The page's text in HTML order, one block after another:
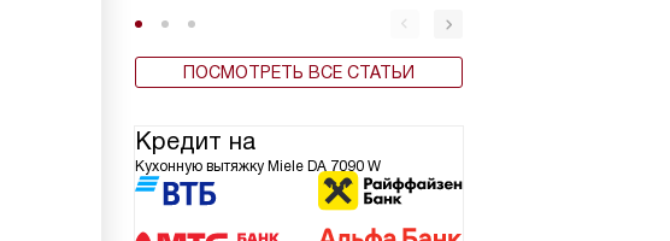
ПОСМОТРЕТЬ ВСЕ СТАТЬИ
Кредит на
Кухонную вытяжку Miele DA 7090 W